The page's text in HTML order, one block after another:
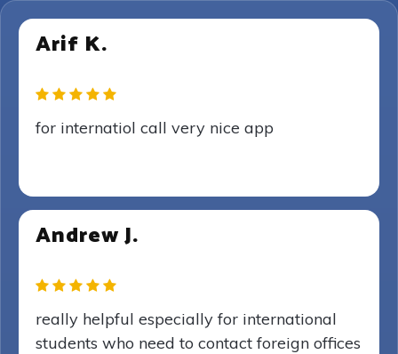
Arif K.
for internatiol call very nice app
Andrew J.
really helpful especially for international
students who need to contact foreign offices